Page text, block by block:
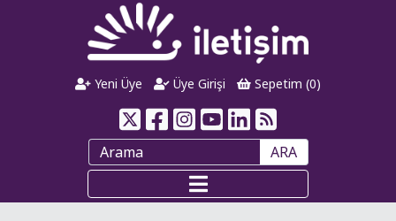
Yeni Üye Üye Girişi Sepetim (0)
ARA